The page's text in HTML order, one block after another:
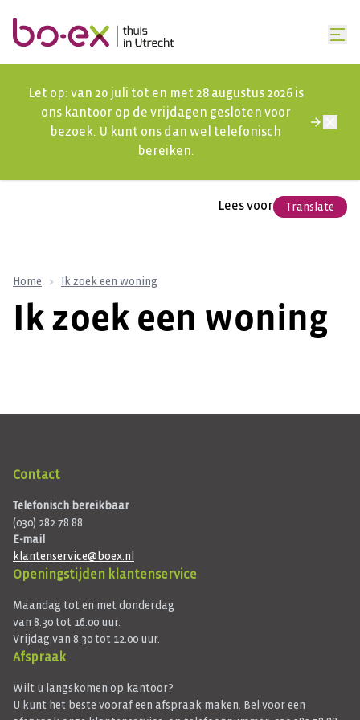
Let op: van 20 juli tot en met 28 augustus 2026 is
ons kantoor op de vrijdagen gesloten voor
bezoek. U kunt ons dan wel telefonisch
bereiken.
Lees voor Translate
Home Ik zoek een woning
Ik zoek een woning
Contact
Telefonisch bereikbaar
(030) 282 78 88
E-mail
klantenservice@boex.nl
Openingstijden klantenservice
Maandag tot en met donderdag
van 8.30 tot 16.00 uur.
Vrijdag van 8.30 tot 12.00 uur.
Afspraak
Wilt u langskomen op kantoor?
U kunt het beste vooraf een afspraak maken. Bel voor een